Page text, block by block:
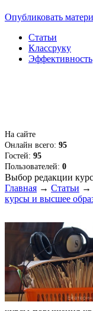
Опубликовать
Статьи
Классруку
Эффективность
На сайте
Онлайн всего: 95
Гостей: 95
Пользователей: 0
Выбор редакции
Главная → Статьи →
курсы и высшее